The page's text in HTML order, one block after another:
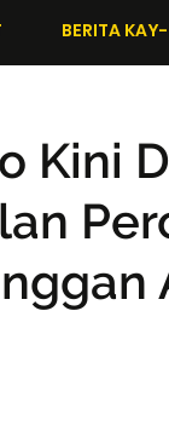
BERITA
Kini